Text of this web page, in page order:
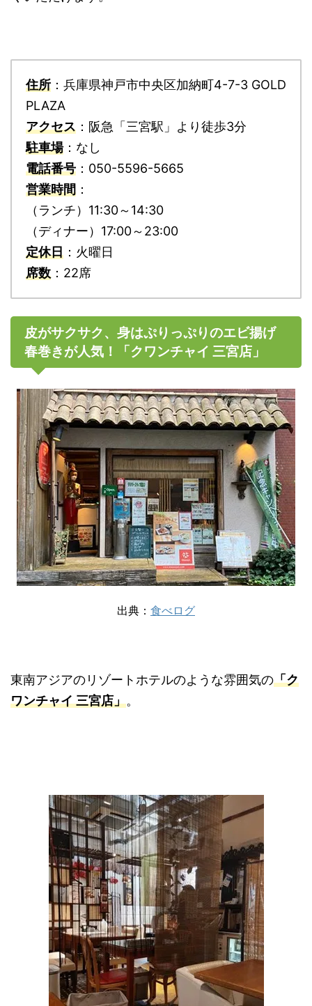
住所 ：兵庫県神戸市中央区加納町4-7-3 GOLD
PLAZA
アクセス ：阪急「三宮駅」より徒歩3分
駐車場：なし
電話番号 ：050-5596-5665
営業時間 ：
（ランチ）11:30～14:30
（ディナー）17:00～23:00
定休日 ：火曜日
席数 ：22席
皮がサクサク、身はぷりっぷりのエビ揚げ
春巻きが人気！「クワンチャイ 三宮店」
出典： 食べログ
東南アジアのリゾートホテルのような雰囲気の「ク
ワンチャイ 三宮店」。